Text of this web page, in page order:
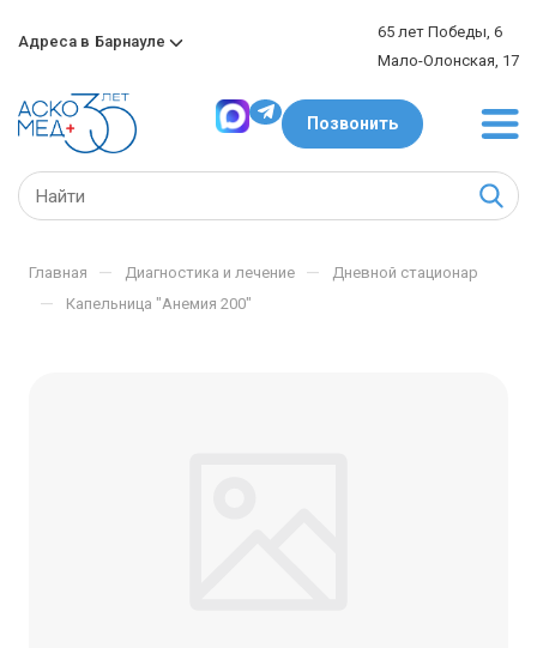
Адреса в Барнауле
65 лет Победы, 6
Мало-Олонская, 17
Позвонить
Главная — Диагностика и лечение — Дневной стационар
— Капельница "Анемия 200"